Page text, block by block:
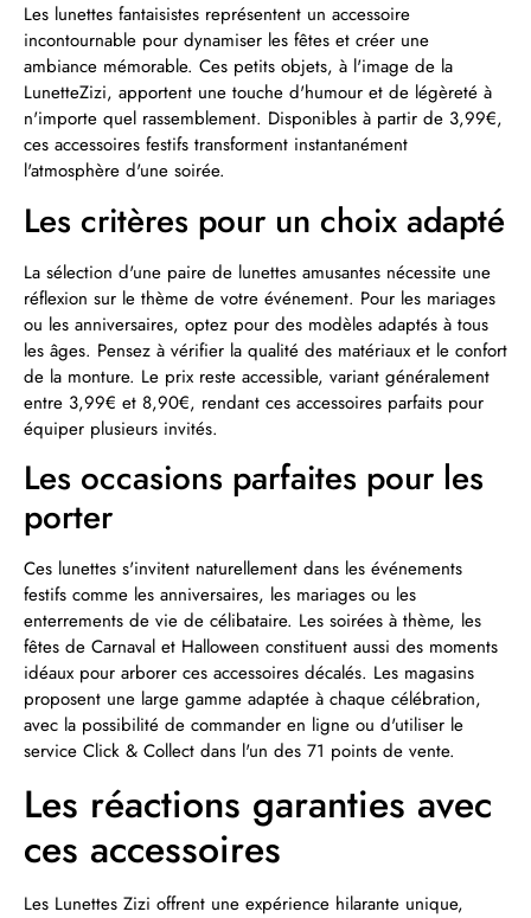
Les lunettes fantaisistes représentent un accessoire
incontournable pour dynamiser les fêtes et créer une
ambiance mémorable. Ces petits objets, à l'image de la
LunetteZizi, apportent une touche d'humour et de légèreté à
n'importe quel rassemblement. Disponibles à partir de 3,99€,
ces accessoires festifs transforment instantanément
l'atmosphère d'une soirée.
Les critères pour un choix adapté
La sélection d'une paire de lunettes amusantes nécessite une
réflexion sur le thème de votre événement. Pour les mariages
ou les anniversaires, optez pour des modèles adaptés à tous
les âges. Pensez à vérifier la qualité des matériaux et le confort
de la monture. Le prix reste accessible, variant généralement
entre 3,99€ et 8,90€, rendant ces accessoires parfaits pour
équiper plusieurs invités.
Les occasions parfaites pour les
porter
Ces lunettes s'invitent naturellement dans les événements
festifs comme les anniversaires, les mariages ou les
enterrements de vie de célibataire. Les soirées à thème, les
fêtes de Carnaval et Halloween constituent aussi des moments
idéaux pour arborer ces accessoires décalés. Les magasins
proposent une large gamme adaptée à chaque célébration,
avec la possibilité de commander en ligne ou d'utiliser le
service Click & Collect dans l'un des 71 points de vente.
Les réactions garanties avec
ces accessoires
Les Lunettes Zizi offrent une expérience hilarante unique,